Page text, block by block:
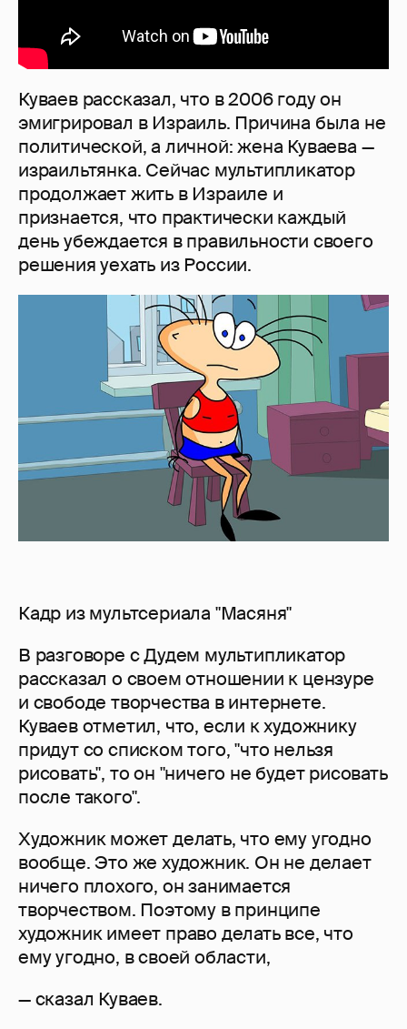
Куваев рассказал, что в 2006 году он
эмигрировал в Израиль. Причина была не
политической, а личной: жена Куваева —
израильтянка. Сейчас мультипликатор
продолжает жить в Израиле и
признается, что практически каждый
день убеждается в правильности своего
решения уехать из России.
Кадр из мультсериала "Масяня"
В разговоре с Дудем мультипликатор
рассказал о своем отношении к цензуре
и свободе творчества в интернете.
Куваев отметил, что, если к художнику
придут со списком того, "что нельзя
рисовать", то он "ничего не будет рисовать
после такого".
Художник может делать, что ему угодно
вообще. Это же художник. Он не делает
ничего плохого, он занимается
творчеством. Поэтому в принципе
художник имеет право делать все, что
ему угодно, в своей области,
— сказал Куваев.